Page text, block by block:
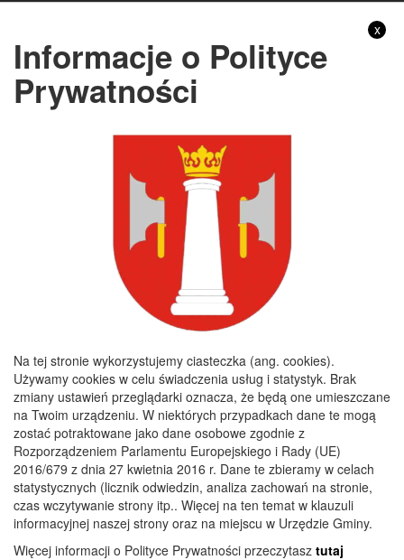
Adres:ul. Mikołaja Reja 9, 28-362 Nagłowice
NIP:6562213721
REGON:
KONTO BANKOWE:
Bank Spółdzielczy Kielce o/Nagłowice
46 84930004 0110 0100 0332 0097
Rachunek odpady komunalne:
44 8493 0004 0110 0100 0332 0133
Godziny pracy
8:00 - 16:00
Środa :7:30 - 15:30
Czwartek :7:30 - 15:30
Piątek :7:30 - 15:30
Copyright 2019@ Urząd Gminy Nagłowice
x
Informacje o Polityce
Prywatności
Na tej stronie wykorzystujemy ciasteczka (ang. cookies).
Używamy cookies w celu świadczenia usług i statystyk. Brak
zmiany ustawień przeglądarki oznacza, że będą one umieszczane
na Twoim urządzeniu. W niektórych przypadkach dane te mogą
zostać potraktowane jako dane osobowe zgodnie z
Rozporządzeniem Parlamentu Europejskiego i Rady (UE)
2016/679 z dnia 27 kwietnia 2016 r. Dane te zbieramy w celach
statystycznych (licznik odwiedzin, analiza zachowań na stronie,
czas wczytywanie strony itp.. Więcej na ten temat w klauzuli
informacyjnej naszej strony oraz na miejscu w Urzędzie Gminy.
Więcej informacji o Polityce Prywatności przeczytasz tutaj